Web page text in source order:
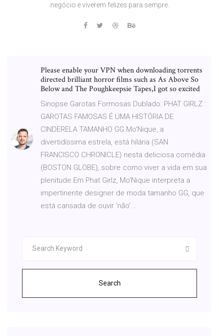
negócio e viverem felizes para sempre.
Please enable your VPN when downloading torrents
directed brilliant horror films such as As Above So
Below and The Poughkeepsie Tapes,I got so excited
Sinopse Garotas Formosas Dublado: PHAT GIRLZ :
GAROTAS FAMOSAS É UMA HISTÓRIA DE
CINDERELA TAMANHO GG.Mo’Nique, a
divertidíssima estrela, está hilária (SAN
FRANCISCO CHRONICLE) nesta deliciosa comédia
(BOSTON GLOBE), sobre como viver a vida em sua
plenitude.Em Phat Girlz, Mo’Nique interpreta a
impertinente designer de moda tamanho GG, que
está cansada de ouvir ‘não’ …
Search